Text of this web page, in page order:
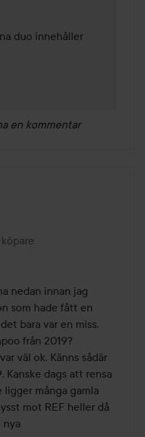
duo innehåller
en kommentar
år
nedan innan jag
som hade fått en
bara var en miss.
från 2019?
väl ok. Känns sådär
Kanske dags att rensa
många gamla
mot REF heller då